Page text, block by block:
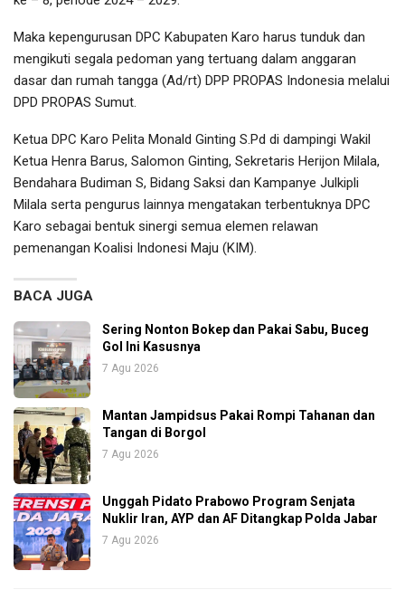
Maka kepengurusan DPC Kabupaten Karo harus tunduk dan
mengikuti segala pedoman yang tertuang dalam anggaran
dasar dan rumah tangga (Ad/rt) DPP PROPAS Indonesia melalui
DPD PROPAS Sumut.
Ketua DPC Karo Pelita Monald Ginting S.Pd di dampingi Wakil
Ketua Henra Barus, Salomon Ginting, Sekretaris Herijon Milala,
Bendahara Budiman S, Bidang Saksi dan Kampanye Julkipli
Milala serta pengurus lainnya mengatakan terbentuknya DPC
Karo sebagai bentuk sinergi semua elemen relawan
pemenangan Koalisi Indonesi Maju (KIM).
BACA JUGA
Sering Nonton Bokep dan Pakai Sabu, Buceg
Gol Ini Kasusnya
7 Agu 2026
Mantan Jampidsus Pakai Rompi Tahanan dan
Tangan di Borgol
7 Agu 2026
Unggah Pidato Prabowo Program Senjata
Nuklir Iran, AYP dan AF Ditangkap Polda Jabar
7 Agu 2026